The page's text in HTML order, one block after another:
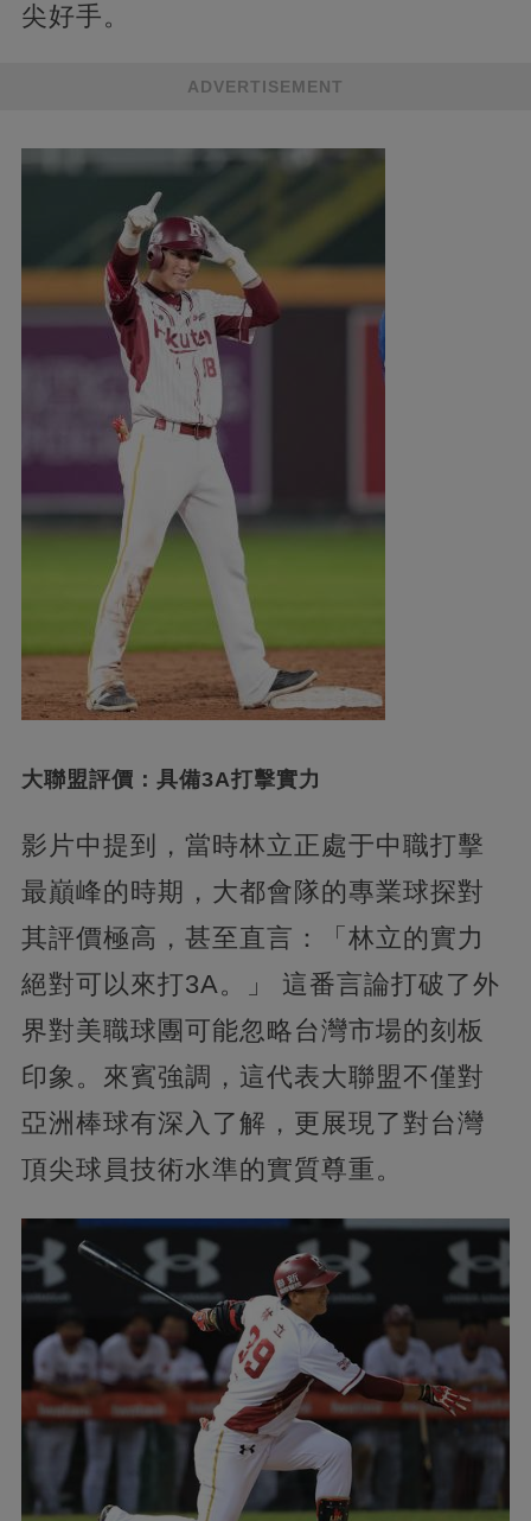
尖好手。
ADVERTISEMENT
大聯盟評價：具備3A打擊實力
影片中提到，當時林立正處于中職打擊
最巔峰的時期，大都會隊的專業球探對
其評價極高，甚至直言：「林立的實力
絕對可以來打3A。」 這番言論打破了外
界對美職球團可能忽略台灣市場的刻板
印象。來賓強調，這代表大聯盟不僅對
亞洲棒球有深入了解，更展現了對台灣
頂尖球員技術水準的實質尊重。